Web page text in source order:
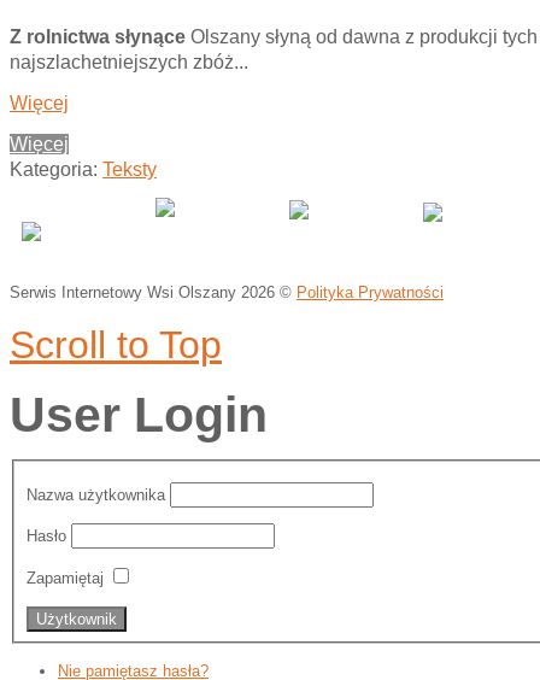
Z rolnictwa słynące Olszany słyną od dawna z produkcji tych
najszlachetniejszych zbóż...
Więcej
Więcej
Kategoria: Teksty
Serwis Internetowy Wsi Olszany 2026 © Polityka Prywatności
Scroll to Top
User Login
Nazwa użytkownika
Hasło
Zapamiętaj
Nie pamiętasz hasła?